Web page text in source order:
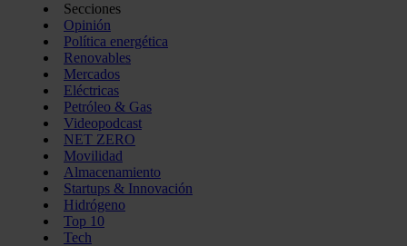
Secciones
Opinión
Política energética
Renovables
Mercados
Eléctricas
Petróleo & Gas
Videopodcast
NET ZERO
Movilidad
Almacenamiento
Startups & Innovación
Hidrógeno
Top 10
Tech